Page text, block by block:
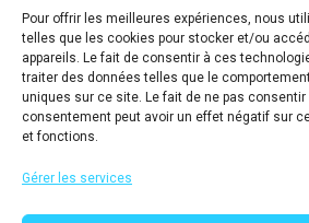
Pour offrir les meilleures expériences, nous
telles que les cookies pour stocker et/ou
appareils. Le fait de consentir à ces
traiter des données telles que le
uniques sur ce site. Le fait de ne pas consentir
consentement peut avoir un effet négatif sur
et fonctions.
Gérer les services
Adresse e-mail
confidentialité du site